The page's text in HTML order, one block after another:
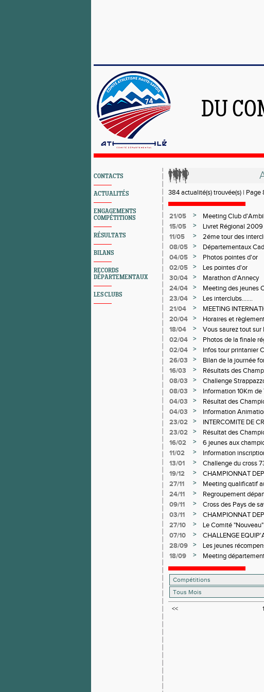
DU
CONTACTS
ACTUALITÉS
ENGAGEMENTS
COMPÉTITIONS
RÉSULTATS
BILANS
RECORDS
DÉPARTEMENTAUX
LES CLUBS
384 actualité(s) trouvée(s) | Page
21/05 >
Meeting Club
15/05
>
Livret Régional
11/05
>
2éme tour des
08/05
>
Départementaux
04/05
>
Photos pointes d'or
02/05
>
Les pointes d'or
30/04
>
Marathon d'Annecy
24/04
>
Meeting des jeunes
23/04
>
Les interclubs.......
21/04
>
MEETING
20/04
>
Horaires et
18/04
>
Vous saurez tout sur
02/04
>
Photos de la finale
02/04
>
Infos tour printanier
26/03
>
Bilan de la journée
16/03
>
Résultats des
end
08/03 >
Challenge
08/03
>
Information 10Km de
04/03
>
Résultat des
04/03
>
Information
23/02
>
INTERCOMITE DE
23/02
>
Résultat des
16/02
>
6 jeunes aux
médailles
11/02 >
Information
13/01
>
Challenge du cross
19/12
>
CHAMPIONNAT
27/11
>
Meeting qualificatif
24/11
>
Regroupement
09/11
>
Cross des Pays de
03/11
>
CHAMPIONNAT
27/10
>
Le Comité
07/10
>
CHALLENGE
28/09
>
Les jeunes
18/09
> Meeting
<< 1